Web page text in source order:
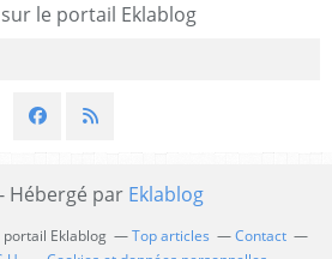
sur le portail Eklablog
Hébergé par Eklablog
Eklablog Top articles
Contact